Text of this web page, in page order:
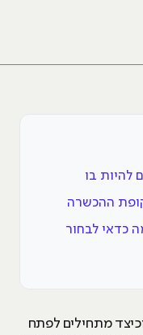
להיות בו
ההכשרה
כדאי לבחור
מתחילים לפתח